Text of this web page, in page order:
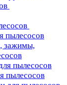
пылесосов
зажимы,
пылесосов
пылесосов